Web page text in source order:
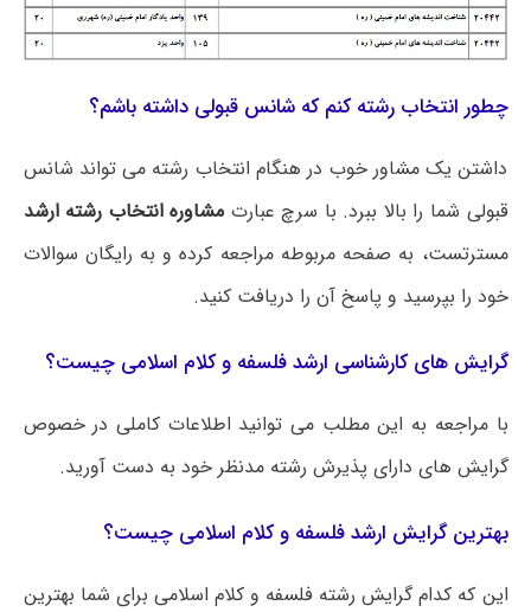
چطور انتخاب رشته کنم که شانس قبولی داشته باشم؟
داشتن یک مشاور خوب در هنگام انتخاب رشته می تواند شانس
قبولی شما را بالا ببرد. با سرچ عبارت مشاوره انتخاب رشته ارشد
مسترتست، به صفحه مربوطه مراجعه کرده و به رایگان سوالات
خود را بپرسید و پاسخ آن را دریافت کنید.
گرایش های کارشناسی ارشد فلسفه و کلام اسلامی چیست؟
با مراجعه به این مطلب می‌ توانید اطلاعات کاملی در خصوص
گرایش های دارای پذیرش رشته مدنظر خود به دست آورید.
بهترین گرایش ارشد فلسفه و کلام اسلامی چیست؟
این که کدام گرایش رشته فلسفه و کلام اسلامی برای شما بهترین